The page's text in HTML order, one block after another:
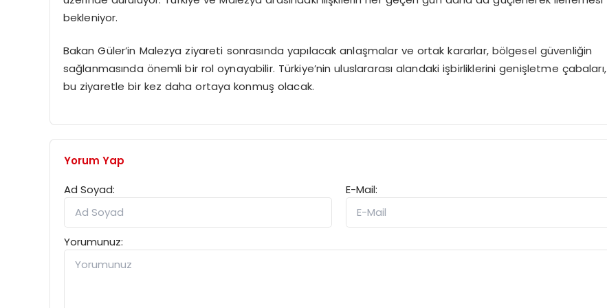
bekleniyor.
Bakan Güler’in Malezya ziyareti sonrasında yapılacak anlaşmalar ve ortak kararlar, bölgesel güvenliğin
sağlanmasında önemli bir rol oynayabilir. Türkiye’nin uluslararası alandaki işbirliklerini genişletme çabaları,
bu ziyaretle bir kez daha ortaya konmuş olacak.
Yorum Yap
Ad Soyad:
E-Mail:
Yorumunuz: